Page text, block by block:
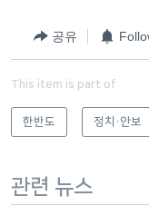
공유
This item is part of
한반도 정치·안보
관련 뉴스